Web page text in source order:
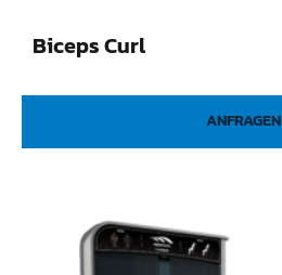
Biceps Curl
ANFRAGEN